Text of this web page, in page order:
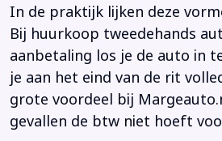
In de praktijk lijken deze
Bij huurkoop tweedehands
aanbetaling los je de auto in
je aan het eind van de rit
grote voordeel bij
gevallen de btw niet hoeft